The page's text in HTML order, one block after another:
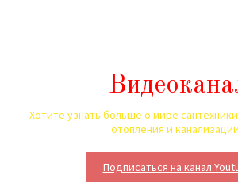
Хотите узнать больше о мире
отопления и
Подписаться на канал